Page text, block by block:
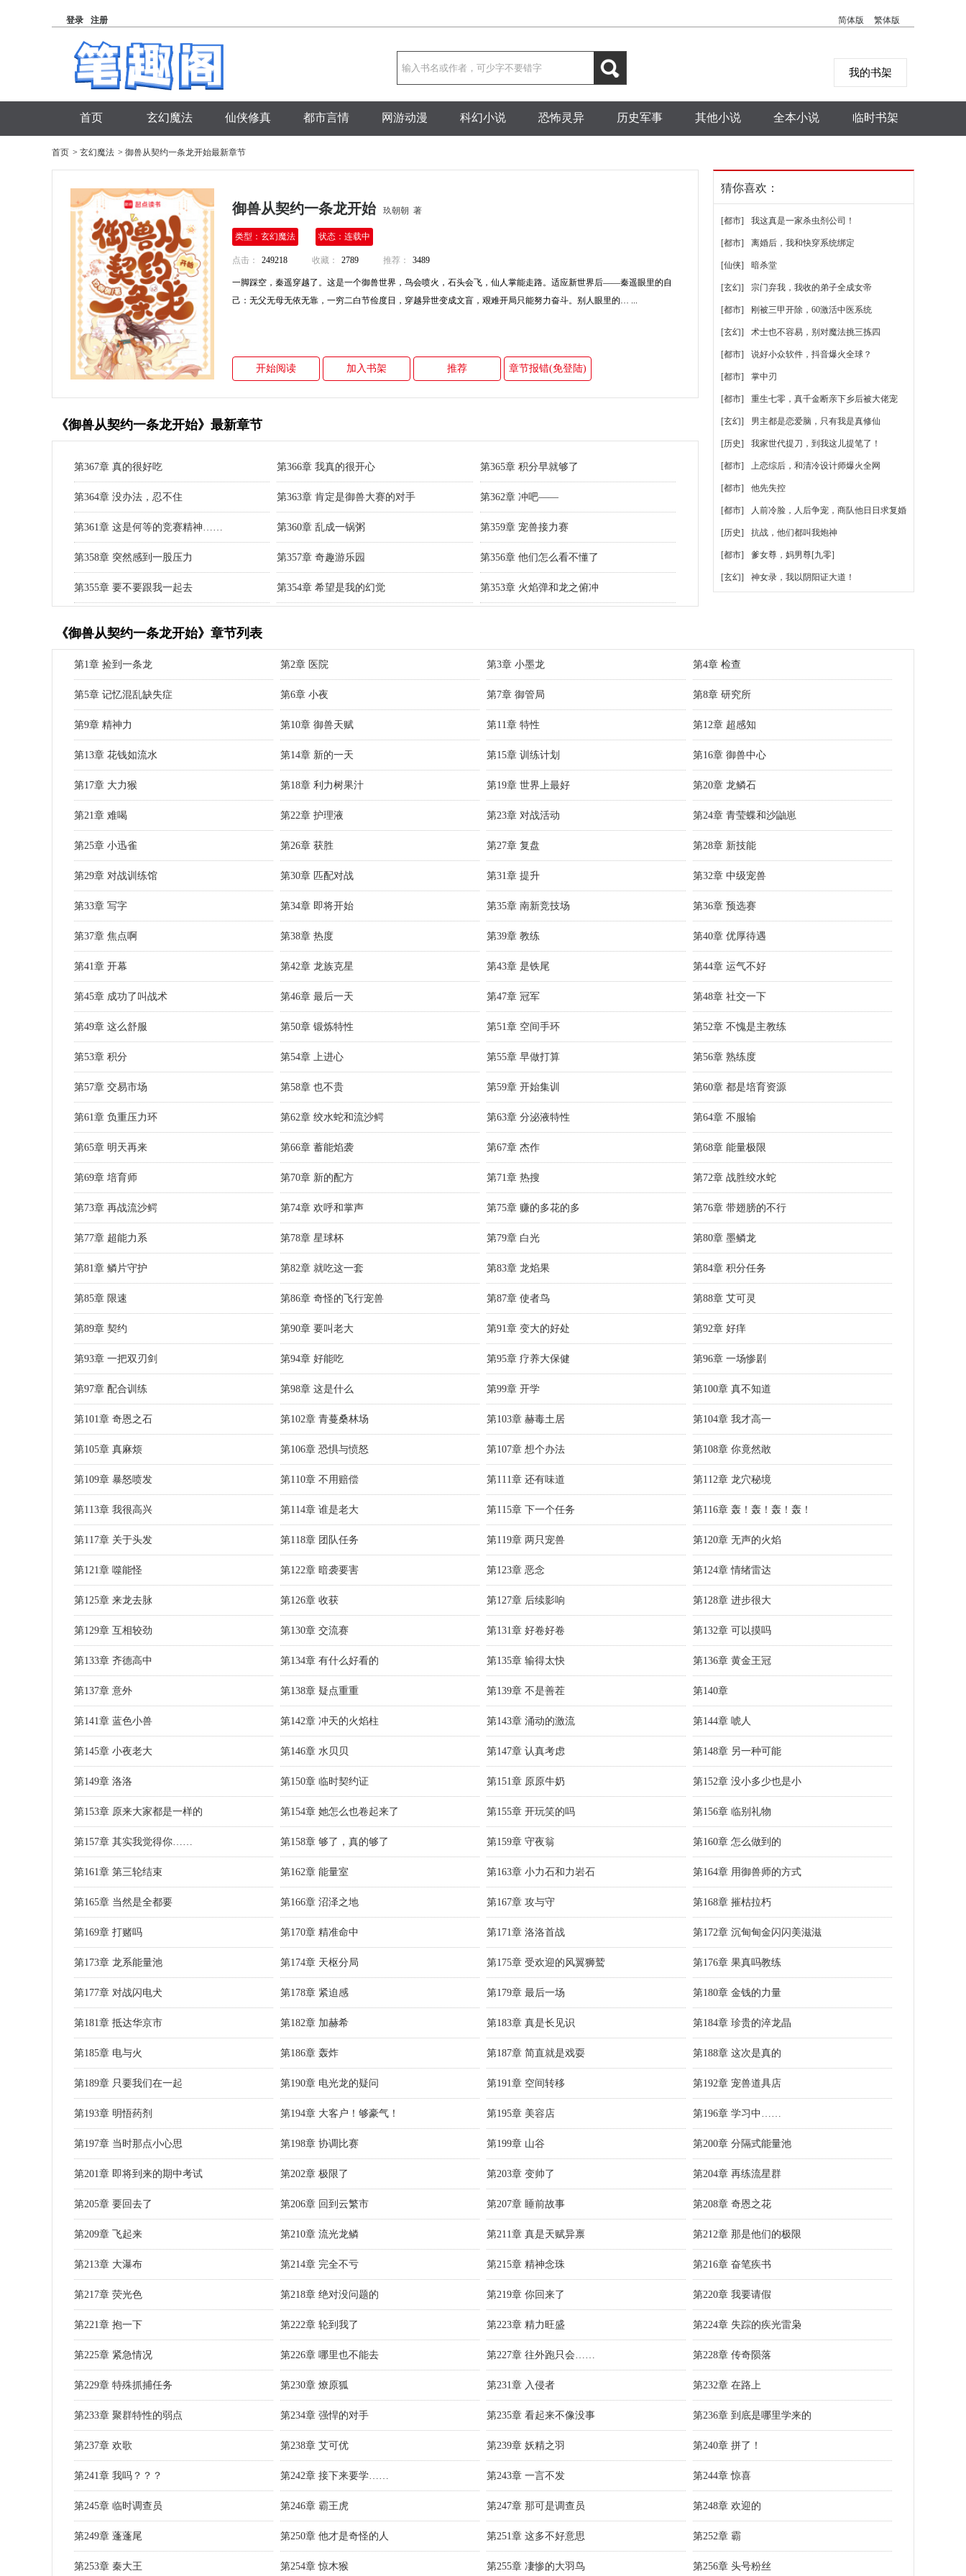
登录 注册 简体版 繁体版
我的书架
首页 玄幻魔法 仙侠修真 都市言情 网游动漫 科幻小说 恐怖灵异 历史军事 其他小说 全本小说 临时书架
首页 > 玄幻魔法 > 御兽从契约一条龙开始最新章节
御兽从契约一条龙开始 玖朝朝 著
类型：玄幻魔法 状态：连载中
点击： 249218 收藏： 2789 推荐： 3489
一脚踩空，秦遥穿越了。这是一个御兽世界，鸟会喷火，石头会飞，仙人掌能走路。适应新世界后——秦遥眼里的自
己：无父无母无依无靠，一穷二白节俭度日，穿越异世变成文盲，艰难开局只能努力奋斗。别人眼里的… ...
开始阅读 加入书架 推荐 章节报错(免登陆)
猜你喜欢：
[都市] 我这真是一家杀虫剂公司！
[都市] 离婚后，我和快穿系统绑定
[仙侠] 暗杀堂
[玄幻] 宗门弃我，我收的弟子全成女帝
[都市] 刚被三甲开除，60激活中医系统
[玄幻] 术士也不容易，别对魔法挑三拣四
[都市] 说好小众软件，抖音爆火全球？
[都市] 掌中刃
[都市] 重生七零，真千金断亲下乡后被大佬宠
[玄幻] 男主都是恋爱脑，只有我是真修仙
[历史] 我家世代提刀，到我这儿提笔了！
[都市] 上恋综后，和清冷设计师爆火全网
[都市] 他先失控
[都市] 人前冷脸，人后争宠，商队他日日求复婚
[历史] 抗战，他们都叫我炮神
[都市] 爹女尊，妈男尊[九零]
[玄幻] 神女录，我以阴阳证大道！
《御兽从契约一条龙开始》最新章节
第367章 真的很好吃 第366章 我真的很开心 第365章 积分早就够了
第364章 没办法，忍不住 第363章 肯定是御兽大赛的对手 第362章 冲吧——
第361章 这是何等的竞赛精神…… 第360章 乱成一锅粥 第359章 宠兽接力赛
第358章 突然感到一股压力 第357章 奇趣游乐园 第356章 他们怎么看不懂了
第355章 要不要跟我一起去 第354章 希望是我的幻觉 第353章 火焰弹和龙之俯冲
《御兽从契约一条龙开始》章节列表
第1章 捡到一条龙 第2章 医院 第3章 小墨龙 第4章 检查
第5章 记忆混乱缺失症 第6章 小夜 第7章 御管局 第8章 研究所
第9章 精神力 第10章 御兽天赋 第11章 特性 第12章 超感知
第13章 花钱如流水 第14章 新的一天 第15章 训练计划 第16章 御兽中心
第17章 大力猴 第18章 利力树果汁 第19章 世界上最好 第20章 龙鳞石
第21章 难喝 第22章 护理液 第23章 对战活动 第24章 青莹蝶和沙鼬崽
第25章 小迅雀 第26章 获胜 第27章 复盘 第28章 新技能
第29章 对战训练馆 第30章 匹配对战 第31章 提升 第32章 中级宠兽
第33章 写字 第34章 即将开始 第35章 南新竞技场 第36章 预选赛
第37章 焦点啊 第38章 热度 第39章 教练 第40章 优厚待遇
第41章 开幕 第42章 龙族克星 第43章 是铁尾 第44章 运气不好
第45章 成功了叫战术 第46章 最后一天 第47章 冠军 第48章 社交一下
第49章 这么舒服 第50章 锻炼特性 第51章 空间手环 第52章 不愧是主教练
第53章 积分 第54章 上进心 第55章 早做打算 第56章 熟练度
第57章 交易市场 第58章 也不贵 第59章 开始集训 第60章 都是培育资源
第61章 负重压力环 第62章 绞水蛇和流沙鳄 第63章 分泌液特性 第64章 不服输
第65章 明天再来 第66章 蓄能焰袭 第67章 杰作 第68章 能量极限
第69章 培育师 第70章 新的配方 第71章 热搜 第72章 战胜绞水蛇
第73章 再战流沙鳄 第74章 欢呼和掌声 第75章 赚的多花的多 第76章 带翅膀的不行
第77章 超能力系 第78章 星球杯 第79章 白光 第80章 墨鳞龙
第81章 鳞片守护 第82章 就吃这一套 第83章 龙焰果 第84章 积分任务
第85章 限速 第86章 奇怪的飞行宠兽 第87章 使者鸟 第88章 艾可灵
第89章 契约 第90章 要叫老大 第91章 变大的好处 第92章 好痒
第93章 一把双刃剑 第94章 好能吃 第95章 疗养大保健 第96章 一场惨剧
第97章 配合训练 第98章 这是什么 第99章 开学 第100章 真不知道
第101章 奇恩之石 第102章 青蔓桑林场 第103章 赫毒土居 第104章 我才高一
第105章 真麻烦 第106章 恐惧与愤怒 第107章 想个办法 第108章 你竟然敢
第109章 暴怒喷发 第110章 不用赔偿 第111章 还有味道 第112章 龙穴秘境
第113章 我很高兴 第114章 谁是老大 第115章 下一个任务 第116章 轰！轰！轰！轰！
第117章 关于头发 第118章 团队任务 第119章 两只宠兽 第120章 无声的火焰
第121章 噬能怪 第122章 暗袭要害 第123章 恶念 第124章 情绪雷达
第125章 来龙去脉 第126章 收获 第127章 后续影响 第128章 进步很大
第129章 互相较劲 第130章 交流赛 第131章 好卷好卷 第132章 可以摸吗
第133章 齐德高中 第134章 有什么好看的 第135章 输得太快 第136章 黄金王冠
第137章 意外 第138章 疑点重重 第139章 不是善茬 第140章
第141章 蓝色小兽 第142章 冲天的火焰柱 第143章 涌动的激流 第144章 唬人
第145章 小夜老大 第146章 水贝贝 第147章 认真考虑 第148章 另一种可能
第149章 洛洛 第150章 临时契约证 第151章 原原牛奶 第152章 没小多少也是小
第153章 原来大家都是一样的 第154章 她怎么也卷起来了 第155章 开玩笑的吗 第156章 临别礼物
第157章 其实我觉得你…… 第158章 够了，真的够了 第159章 守夜翁 第160章 怎么做到的
第161章 第三轮结束 第162章 能量室 第163章 小力石和力岩石 第164章 用御兽师的方式
第165章 当然是全都要 第166章 沼泽之地 第167章 攻与守 第168章 摧枯拉朽
第169章 打赌吗 第170章 精准命中 第171章 洛洛首战 第172章 沉甸甸金闪闪美滋滋
第173章 龙系能量池 第174章 天枢分局 第175章 受欢迎的风翼狮鹫 第176章 果真吗教练
第177章 对战闪电犬 第178章 紧迫感 第179章 最后一场 第180章 金钱的力量
第181章 抵达华京市 第182章 加赫希 第183章 真是长见识 第184章 珍贵的淬龙晶
第185章 电与火 第186章 轰炸 第187章 简直就是戏耍 第188章 这次是真的
第189章 只要我们在一起 第190章 电光龙的疑问 第191章 空间转移 第192章 宠兽道具店
第193章 明悟药剂 第194章 大客户！够豪气！ 第195章 美容店 第196章 学习中……
第197章 当时那点小心思 第198章 协调比赛 第199章 山谷 第200章 分隔式能量池
第201章 即将到来的期中考试 第202章 极限了 第203章 变帅了 第204章 再练流星群
第205章 要回去了 第206章 回到云繁市 第207章 睡前故事 第208章 奇恩之花
第209章 飞起来 第210章 流光龙鳞 第211章 真是天赋异禀 第212章 那是他们的极限
第213章 大瀑布 第214章 完全不亏 第215章 精神念珠 第216章 奋笔疾书
第217章 荧光色 第218章 绝对没问题的 第219章 你回来了 第220章 我要请假
第221章 抱一下 第222章 轮到我了 第223章 精力旺盛 第224章 失踪的疾光雷枭
第225章 紧急情况 第226章 哪里也不能去 第227章 往外跑只会…… 第228章 传奇陨落
第229章 特殊抓捕任务 第230章 燎原狐 第231章 入侵者 第232章 在路上
第233章 聚群特性的弱点 第234章 强悍的对手 第235章 看起来不像没事 第236章 到底是哪里学来的
第237章 欢歌 第238章 艾可优 第239章 妖精之羽 第240章 拼了！
第241章 我吗？？？ 第242章 接下来要学…… 第243章 一言不发 第244章 惊喜
第245章 临时调查员 第246章 霸王虎 第247章 那可是调查员 第248章 欢迎的
第249章 蓬蓬尾 第250章 他才是奇怪的人 第251章 这多不好意思 第252章 霸
第253章 秦大王 第254章 惊木猴 第255章 凄惨的大羽鸟 第256章 头号粉丝